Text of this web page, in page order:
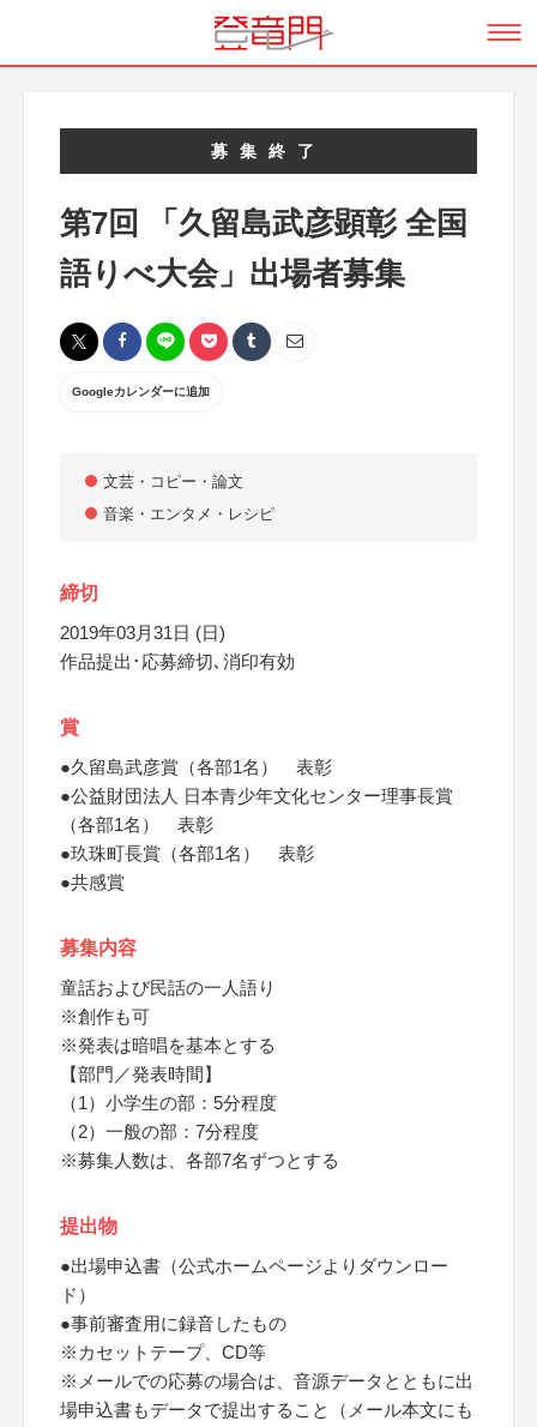
募集終了
第7回 「久留島武彦顕彰 全国
語りべ大会」出場者募集
Googleカレンダーに追加
文芸・コピー・論文
音楽・エンタメ・レシピ
締切
2019年03月31日 (日)
作品提出･応募締切､消印有効
賞
●久留島武彦賞（各部1名） 表彰
●公益財団法人 日本青少年文化センター理事長賞
（各部1名） 表彰
●玖珠町長賞（各部1名） 表彰
●共感賞
募集内容
童話および民話の一人語り
※創作も可
※発表は暗唱を基本とする
【部門／発表時間】
（1）小学生の部：5分程度
（2）一般の部：7分程度
※募集人数は、各部7名ずつとする
提出物
●出場申込書（公式ホームページよりダウンロー
ド）
●事前審査用に録音したもの
※カセットテープ、CD等
※メールでの応募の場合は、音源データとともに出
場申込書もデータで提出すること（メール本文にも